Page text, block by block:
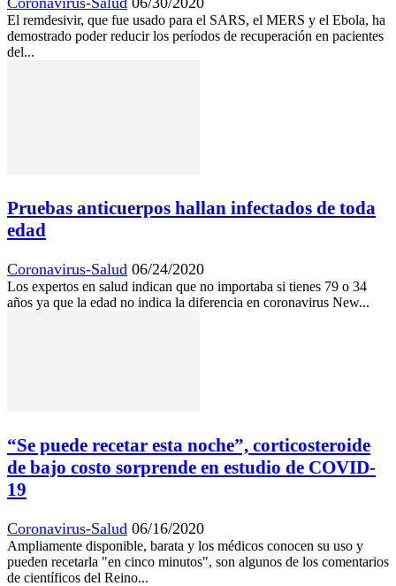
El remdesivir, que fue usado para el SARS, el MERS y el Ebola, ha
demostrado poder reducir los períodos de recuperación en pacientes
del...
Pruebas anticuerpos hallan infectados de toda
edad
Coronavirus-Salud 06/24/2020
Los expertos en salud indican que no importaba si tienes 79 o 34
años ya que la edad no indica la diferencia en coronavirus New...
“Se puede recetar esta noche”, corticosteroide
de bajo costo sorprende en estudio de COVID-
19
Coronavirus-Salud 06/16/2020
Ampliamente disponible, barata y los médicos conocen su uso y
pueden recetarla "en cinco minutos", son algunos de los comentarios
de científicos del Reino...